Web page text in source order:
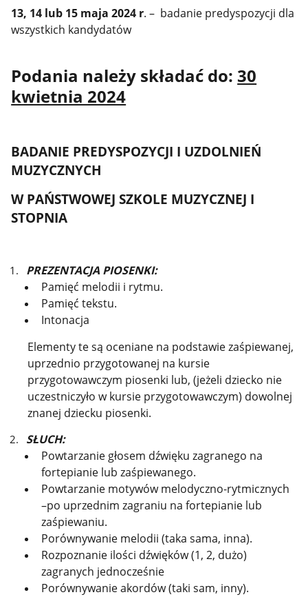
13, 14 lub 15 maja 2024 r. – badanie predyspozycji dla
wszystkich kandydatów
Podania należy składać do: 30
kwietnia 2024
BADANIE PREDYSPOZYCJI I UZDOLNIEŃ
MUZYCZNYCH
W PAŃSTWOWEJ SZKOLE MUZYCZNEJ I
STOPNIA
PREZENTACJA PIOSENKI:
Pamięć melodii i rytmu.
Pamięć tekstu.
Intonacja
Elementy te są oceniane na podstawie zaśpiewanej,
uprzednio przygotowanej na kursie
przygotowawczym piosenki lub, (jeżeli dziecko nie
uczestniczyło w kursie przygotowawczym) dowolnej
znanej dziecku piosenki.
SŁUCH:
Powtarzanie głosem dźwięku zagranego na
fortepianie lub zaśpiewanego.
Powtarzanie motywów melodyczno-rytmicznych
–po uprzednim zagraniu na fortepianie lub
zaśpiewaniu.
Porównywanie melodii (taka sama, inna).
Rozpoznanie ilości dźwięków (1, 2, dużo)
zagranych jednocześnie
Porównywanie akordów (taki sam, inny).